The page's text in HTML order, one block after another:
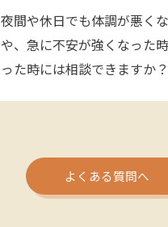
夜間や休日でも体調が悪く
や、急に不安が強くなった
った時には相談できますか？
よくある質問へ